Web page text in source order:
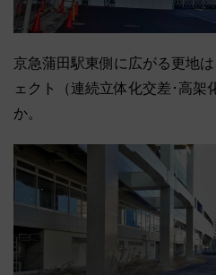
京急蒲田駅東側に広がる更地
ェクト（連続立体化交差･高架
か。